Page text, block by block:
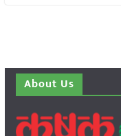
About Us